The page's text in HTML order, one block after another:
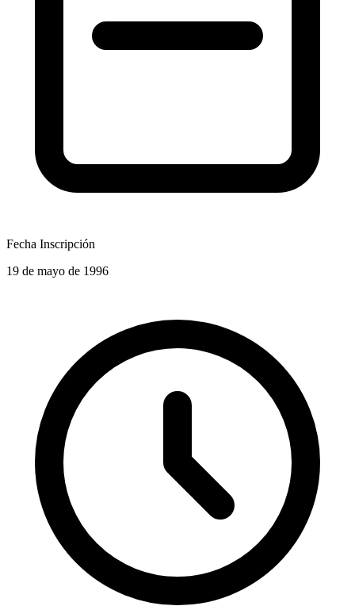
Fecha Inscripción
19 de mayo de 1996